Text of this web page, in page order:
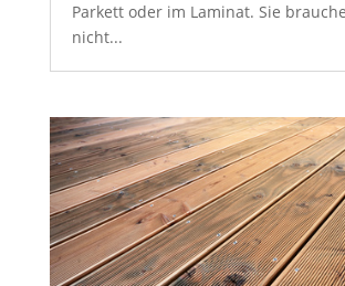
Parkett oder im Laminat. Sie
nicht...